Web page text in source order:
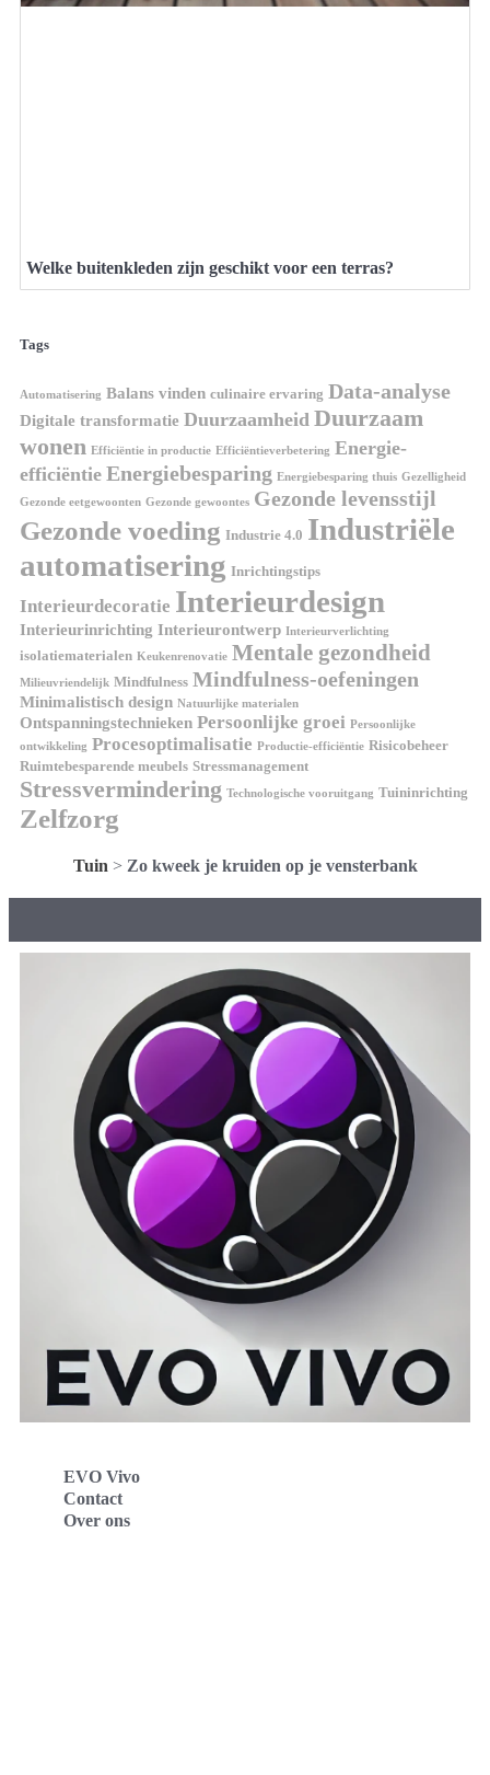
Welke buitenkleden zijn geschikt voor een terras?
Tags
Automatisering Balans vinden culinaire ervaring Data-analyse
Digitale transformatie Duurzaamheid Duurzaam
wonen Efficiëntie in productie Efficiëntieverbetering Energie-
efficiëntie Energiebesparing Energiebesparing thuis Gezelligheid
Gezonde eetgewoonten Gezonde gewoontes Gezonde levensstijl
Gezonde voeding Industrie 4.0 Industriële
automatisering Inrichtingstips
Interieurdecoratie Interieurdesign
Interieurinrichting Interieurontwerp Interieurverlichting
isolatiematerialen Keukenrenovatie Mentale gezondheid
Milieuvriendelijk Mindfulness Mindfulness-oefeningen
Minimalistisch design Natuurlijke materialen
Ontspanningstechnieken Persoonlijke groei Persoonlijke
ontwikkeling Procesoptimalisatie Productie-efficiëntie Risicobeheer
Ruimtebesparende meubels Stressmanagement
Stressvermindering Technologische vooruitgang Tuininrichting
Zelfzorg
Tuin > Zo kweek je kruiden op je vensterbank
EVO Vivo
Contact
Over ons